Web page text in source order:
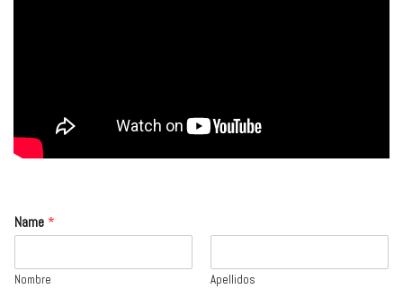
Name *
Nombre Apellidos